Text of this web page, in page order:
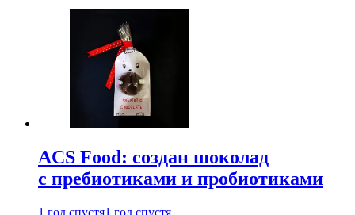
ACS Food: создан шоколад
с пребиотиками и пробиотиками
1 год спустя1 год спустя